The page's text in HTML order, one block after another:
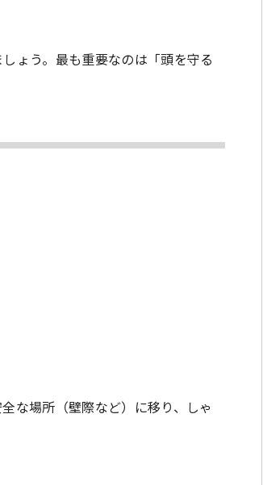
ょう。最も重要なのは「頭を守る
な場所（壁際など）に移り、しゃ